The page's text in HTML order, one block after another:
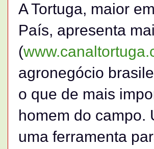
A Tortuga, maior
País, apresenta
(
agronegócio
o que de mais
homem do campo.
uma ferramenta